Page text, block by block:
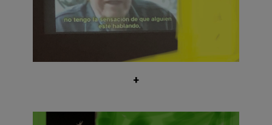
El taller consta de tres tipos de
actividades:
➔ Presentaciones basadas en
para compartir provocaciones cualitativas.
técnicas de detección diseñadas para
+